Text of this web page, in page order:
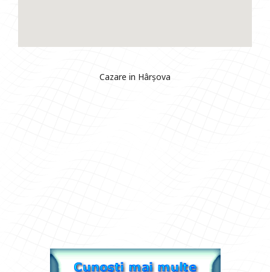
Cazare in Hârșova